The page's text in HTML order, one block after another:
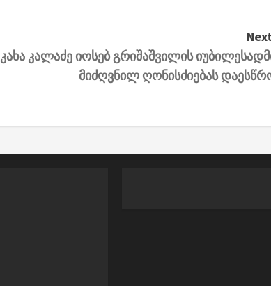
კახა კალაძე იოსებ გრიშაშვილის
მიძღვნილ ღონისძიებას